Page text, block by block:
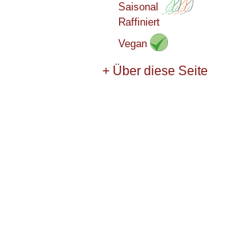
Saisonal
Raffiniert
Vegan
+ Über diese Seite